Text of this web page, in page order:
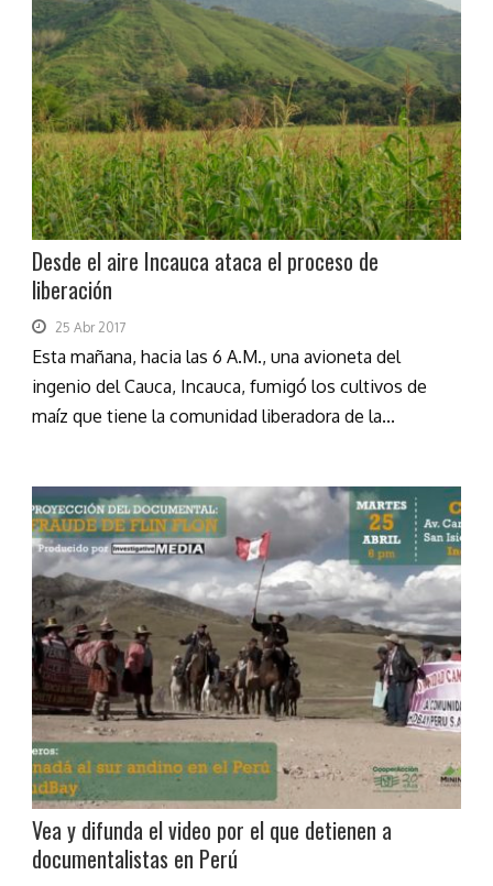
Desde el aire Incauca ataca el proceso de
liberación
25 Abr 2017
Esta mañana, hacia las 6 A.M., una avioneta del
ingenio del Cauca, Incauca, fumigó los cultivos de
maíz que tiene la comunidad liberadora de la...
Vea y difunda el video por el que detienen a
documentalistas en Perú